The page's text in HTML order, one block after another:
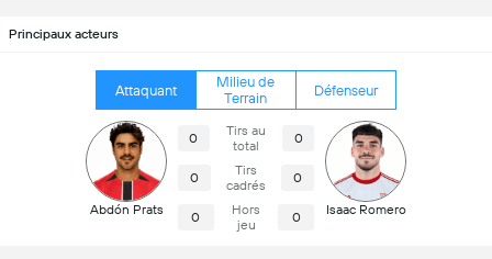
Principaux acteurs
Attaquant
Milieu de
Terrain
Défenseur
Abdón Prats
0
Tirs au
total
0
0
Tirs
cadrés
0
0
Hors
jeu
0 Isaac Romero